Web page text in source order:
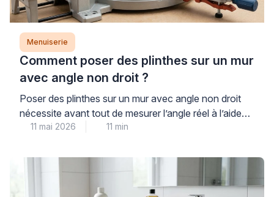
Menuiserie
Comment poser des plinthes sur un mur
avec angle non droit ?
Poser des plinthes sur un mur avec angle non droit
nécessite avant tout de mesurer l’angle réel à l’aide
d’une fausse équerre ou d’un rapporteur numérique,
les angles de coupe de chaque plinthe. Cette
opération technique, fréquente en cage d’escalier ou
sur murs obliques, demande méthode […]
11 mai 2026 11 min